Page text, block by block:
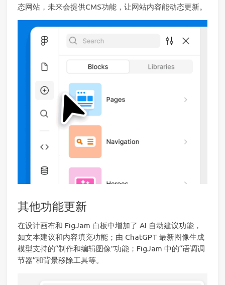
态网站，未来会提供CMS功能，让网站内容能动态更新。
其他功能更新
在设计画布和 FigJam 白板中增加了 AI 自动建议功能，
如文本建议和内容填充功能；由 ChatGPT 最新图像生成
模型支持的“制作和编辑图像”功能；FigJam 中的“语调调
节器”和背景移除工具等。